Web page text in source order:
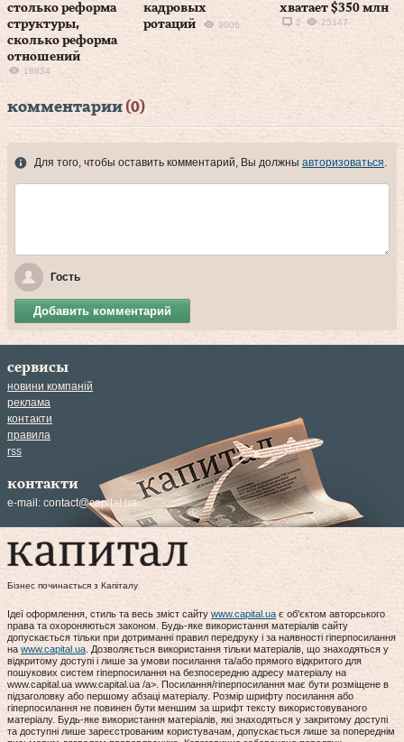
столько реформа
структуры,
сколько реформа
отношений
18834
кадровых
ротаций
9006
хватает $350 млн
2 25147
комментарии (0)
Для того, чтобы оставить комментарий, Вы должны авторизоваться.
Гость
Добавить комментарий
сервисы
новини компаній
реклама
контакти
правила
rss
контакти
e-mail: contact@capital.ua
Бізнес починається з Капіталу
Ідеї оформлення, стиль та весь зміст сайту www.capital.ua є об'єктом авторського
права та охороняються законом. Будь-яке використання матеріалів сайту
допускається тільки при дотриманні правил передруку і за наявності гіперпосилання
на www.capital.ua. Дозволяється використання тільки матеріалів, що знаходяться у
відкритому доступі і лише за умови посилання та/або прямого відкритого для
пошукових систем гіперпосилання на безпосередню адресу матеріалу на
www.capital.ua www.capital.ua /a>. Посилання/гіперпосилання має бути розміщене в
підзаголовку або першому абзаці матеріалу. Розмір шрифту посилання або
гіперпосилання не повинен бути меншим за шрифт тексту використовуваного
матеріалу. Будь-яке використання матеріалів, які знаходяться у закритому доступі
та доступні лише зареєстрованим користувачам, допускається лише за попереднім